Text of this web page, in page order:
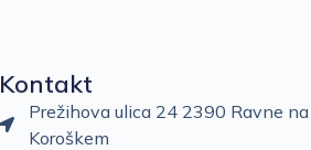
Kontakt
Prežihova ulica 24 2390 Ravne na
Koroškem